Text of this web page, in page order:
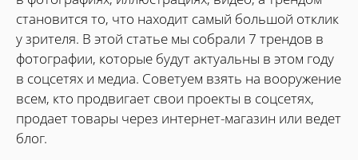
становится то, что находит самый большой отклик
у зрителя. В этой статье мы собрали 7 трендов в
фотографии, которые будут актуальны в этом году
в соцсетях и медиа. Советуем взять на вооружение
всем, кто продвигает свои проекты в соцсетях,
продает товары через интернет-магазин или ведет
блог.